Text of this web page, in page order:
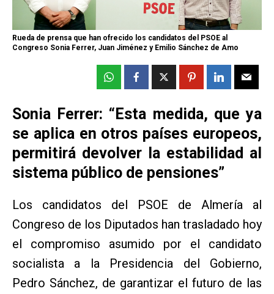
Rueda de prensa que han ofrecido los candidatos del PSOE al
Congreso Sonia Ferrer, Juan Jiménez y Emilio Sánchez de Amo
Sonia Ferrer: “Esta medida, que ya
se aplica en otros países europeos,
permitirá devolver la estabilidad al
sistema público de pensiones”
Los candidatos del PSOE de Almería al
Congreso de los Diputados han trasladado hoy
el compromiso asumido por el candidato
socialista a la Presidencia del Gobierno,
Pedro Sánchez, de garantizar el futuro de las